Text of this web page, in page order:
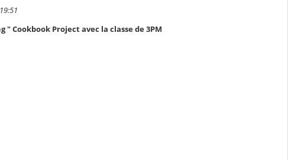
Cookbook Project avec la classe de 3PM